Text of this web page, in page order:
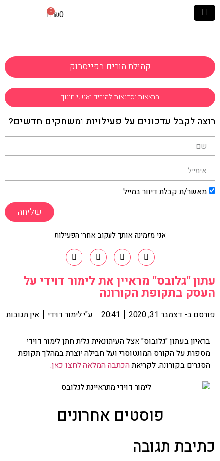
₪0
קהילת הורים בפייסבוק
הרצאות וסדנאות להורים ואנשי חינוך
רוצה לקבל עדכונים על פעילויות ומשחקים חדשים?
מאשר/ת קבלת דיוור במייל
שליחה
אני מזמינה אותך לעקוב אחרי הפעילות
עתון "גלובס" מראיין את לימור דוידי על
העסק בתקופת הקורונה
פורסם ב- דצמבר 31, 2020 20:41 ע"ילימור דוידי אין תגובות
בראיון בעתון "גלובוס" אצל העיתונאית גלית חתן לימור דוידי
מספרת על הקורס המונטוסרי ועל חבילה יוצרת במהלך תקופת
הסגרים בקורונה. לקריאתהכתבה המלאה לחצו כאן.
פוסטים אחרונים
כתיבת תגובה